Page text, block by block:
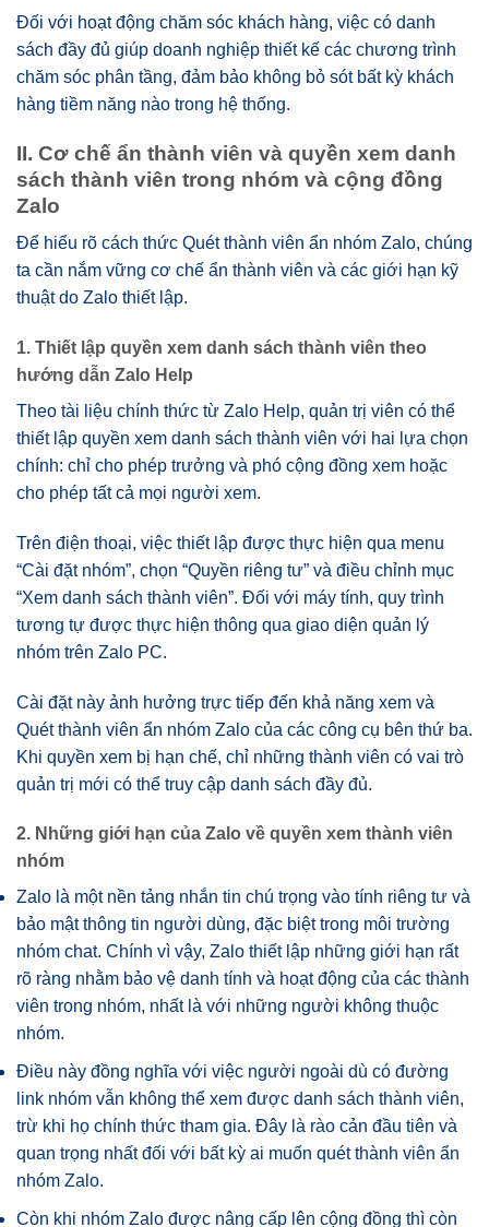
Đối với hoạt động chăm sóc khách hàng, việc có danh
sách đầy đủ giúp doanh nghiệp thiết kế các chương trình
chăm sóc phân tầng, đảm bảo không bỏ sót bất kỳ khách
hàng tiềm năng nào trong hệ thống.
II. Cơ chế ẩn thành viên và quyền xem danh
sách thành viên trong nhóm và cộng đồng
Zalo
Để hiểu rõ cách thức Quét thành viên ẩn nhóm Zalo, chúng
ta cần nắm vững cơ chế ẩn thành viên và các giới hạn kỹ
thuật do Zalo thiết lập.
1. Thiết lập quyền xem danh sách thành viên theo
hướng dẫn Zalo Help
Theo tài liệu chính thức từ Zalo Help, quản trị viên có thể
thiết lập quyền xem danh sách thành viên với hai lựa chọn
chính: chỉ cho phép trưởng và phó cộng đồng xem hoặc
cho phép tất cả mọi người xem.
Trên điện thoại, việc thiết lập được thực hiện qua menu
“Cài đặt nhóm”, chọn “Quyền riêng tư” và điều chỉnh mục
“Xem danh sách thành viên”. Đối với máy tính, quy trình
tương tự được thực hiện thông qua giao diện quản lý
nhóm trên Zalo PC.
Cài đặt này ảnh hưởng trực tiếp đến khả năng xem và
Quét thành viên ẩn nhóm Zalo của các công cụ bên thứ ba.
Khi quyền xem bị hạn chế, chỉ những thành viên có vai trò
quản trị mới có thể truy cập danh sách đầy đủ.
2. Những giới hạn của Zalo về quyền xem thành viên
nhóm
Zalo là một nền tảng nhắn tin chú trọng vào tính riêng tư và
bảo mật thông tin người dùng, đặc biệt trong môi trường
nhóm chat. Chính vì vậy, Zalo thiết lập những giới hạn rất
rõ ràng nhằm bảo vệ danh tính và hoạt động của các thành
viên trong nhóm, nhất là với những người không thuộc
nhóm.
Điều này đồng nghĩa với việc người ngoài dù có đường
link nhóm vẫn không thể xem được danh sách thành viên,
trừ khi họ chính thức tham gia. Đây là rào cản đầu tiên và
quan trọng nhất đối với bất kỳ ai muốn quét thành viên ẩn
nhóm Zalo.
Còn khi nhóm Zalo được nâng cấp lên cộng đồng thì còn